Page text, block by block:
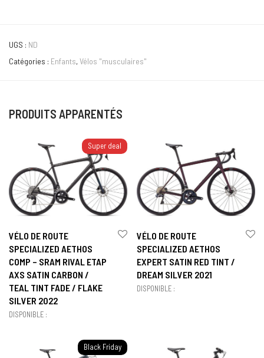
UGS : ND
Catégories : Enfants, Vélos "musculaires"
PRODUITS APPARENTÉS
Super deal
VÉLO DE ROUTE
SPECIALIZED AETHOS
COMP – SRAM RIVAL ETAP
AXS SATIN CARBON /
TEAL TINT FADE / FLAKE
SILVER 2022
DISPONIBLE :
VÉLO DE ROUTE
SPECIALIZED AETHOS
EXPERT SATIN RED TINT /
DREAM SILVER 2021
DISPONIBLE :
Black Friday